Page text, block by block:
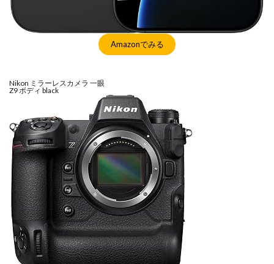
Amazonでみる
Nikon ミラーレスカメラ 一眼
Z9 ボディ black